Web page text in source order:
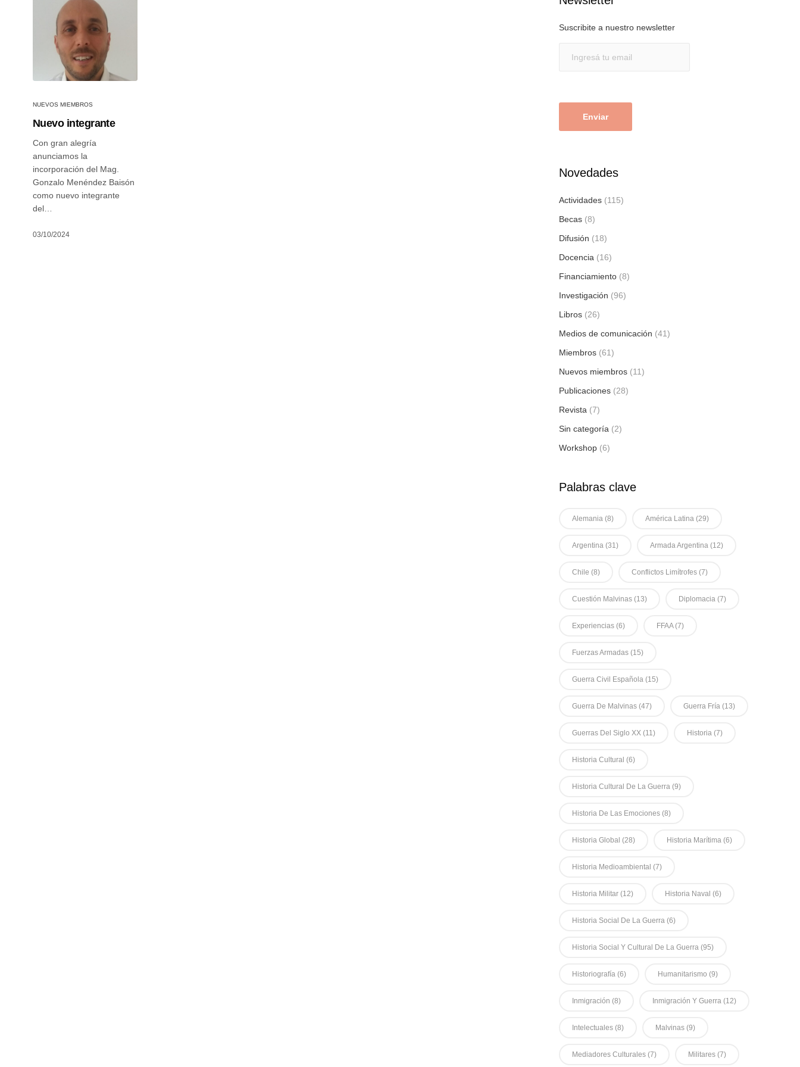
NUEVOS MIEMBROS
Nuevo integrante
Con gran alegría
anunciamos la
incorporación del Mag.
Gonzalo Menéndez Baisón
como nuevo integrante
del…
03/10/2024
Suscribite a nuestro newsletter
Novedades
Actividades (115)
Becas (8)
Difusión (18)
Docencia (16)
Financiamiento (8)
Investigación (96)
Libros (26)
Medios de comunicación (41)
Miembros (61)
Nuevos miembros (11)
Publicaciones (28)
Revista (7)
Sin categoría (2)
Workshop (6)
Palabras clave
Alemania (8) América Latina (29)
Argentina (31) Armada Argentina (12)
Chile (8) Conflictos Limítrofes (7)
Cuestión Malvinas (13) Diplomacia (7)
Experiencias (6) FFAA(7)
Fuerzas Armadas (15)
Guerra Civil Española (15)
Guerra De Malvinas (47) Guerra Fría (13)
Guerras Del Siglo XX (11) Historia (7)
Historia Cultural (6)
Historia Cultural De La Guerra (9)
Historia De Las Emociones (8)
Historia Global (28) Historia Marítima (6)
Historia Medioambiental (7)
Historia Militar (12) Historia Naval (6)
Historia Social De La Guerra (6)
Historia Social Y Cultural De La Guerra (95)
Historiografía (6) Humanitarismo (9)
Inmigración (8) Inmigración Y Guerra (12)
Intelectuales (8) Malvinas (9)
Mediadores Culturales (7) Militares (7)